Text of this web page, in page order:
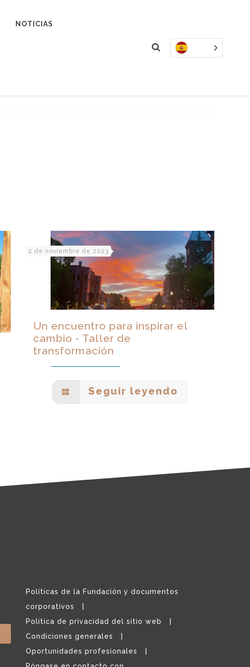
NOTICIAS
2 de noviembre de 2023
Un encuentro para inspirar el
cambio - Taller de
transformación
Seguir leyendo
Políticas de la Fundación y documentos
corporativos
Política de privacidad del sitio web
Condiciones generales
Oportunidades profesionales